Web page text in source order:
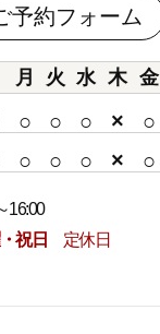
予約フォーム
月 火 水 木 金
○ ○ ○ × ○
○ ○ ○ × ○
16:00
祝日 定休日